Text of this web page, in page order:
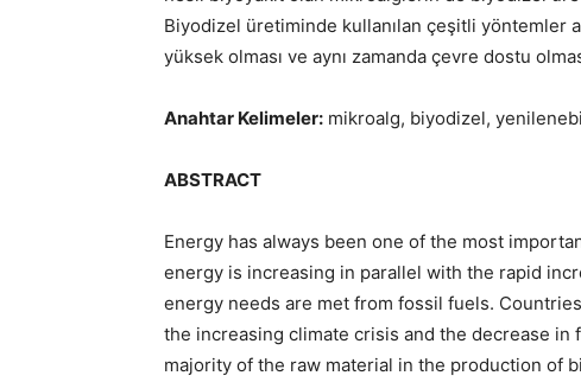
Biyodizel üretiminde kullanılan çeşitli yöntemler
yüksek olması ve aynı zamanda çevre dostu
Anahtar Kelimeler: mikroalg, biyodizel,
ABSTRACT
Energy has always been one of the most
energy is increasing in parallel with the rapid
energy needs are met from fossil fuels.
the increasing climate crisis and the decrease
majority of the raw material in the production of